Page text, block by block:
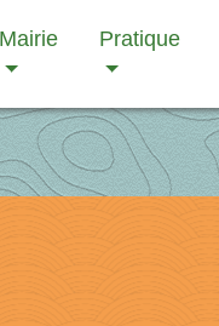
Mairie Pratique